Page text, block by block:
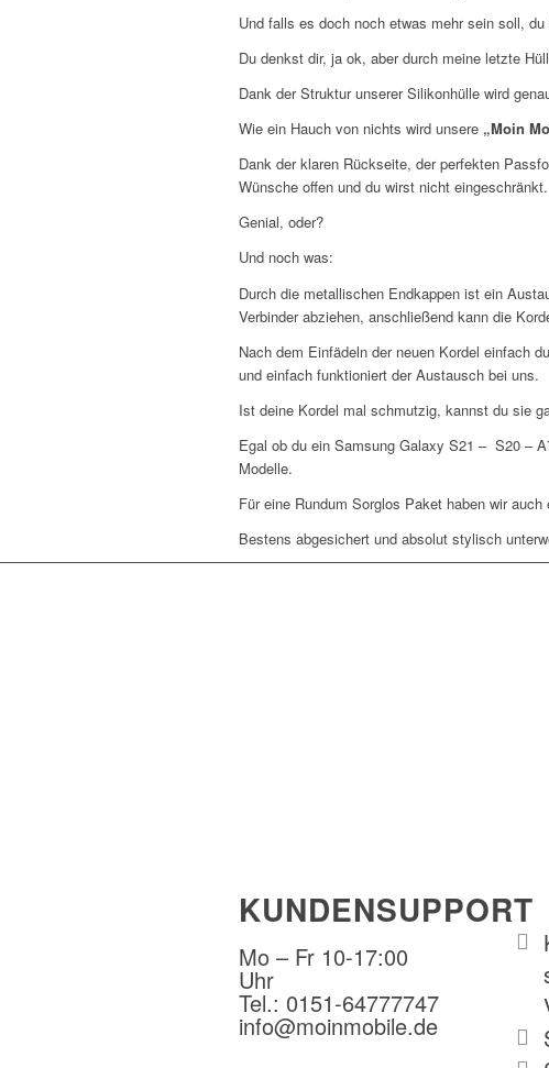
Und falls es doch noch etwas mehr sein soll,
Du denkst dir, ja ok, aber durch meine letzte
Dank der Struktur unserer Silikonhülle wird
Wie ein Hauch von nichts wird unsere „Moin
Dank der klaren Rückseite, der perfekten
Wünsche offen und du wirst nicht eingeschränkt.
Genial, oder?
Und noch was:
Durch die metallischen Endkappen ist ein
Verbinder abziehen, anschließend kann die
Nach dem Einfädeln der neuen Kordel einfach
und einfach funktioniert der Austausch bei uns.
Ist deine Kordel mal schmutzig, kannst du sie
Egal ob du ein Samsung Galaxy S21 – S20 –
Modelle.
Für eine Rundum Sorglos Paket haben wir auch
Bestens abgesichert und absolut stylisch
KUNDENSUPPORT
Mo – Fr 10-17:00
Uhr
Tel.: 0151-64777747
info@moinmobile.de